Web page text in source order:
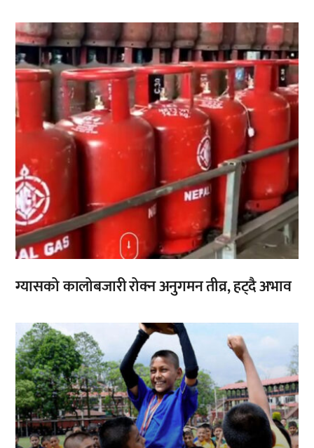
,
ग्यासको कालोबजारी रोक्न अनुगमन तीव्र, हट्दै अभाव
,